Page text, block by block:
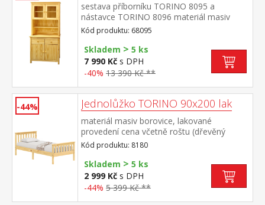
sestava příborníku TORINO 8095 a
nástavce TORINO 8096 materiál masiv
borovice, lakované provedení příborník: 2
zásuvky s kovovými pojezdy, 2 plné dveře,
1 police nástavec: 2 prosklené dveře, 1
police rozměr příborníku (š/h/v) 90 × 40 ×
80 cm rozměr nástavce (š/h/v) 90 × 33 ×
Kód produktu: 68095
Skladem > 5 ks
7 990 Kč s DPH
-40% 13 390 Kč **
-44% Jednolůžko TORINO 90x200 lak
materiál masiv borovice, lakované
provedení cena včetně roštu (dřevěný
laťkový) bez matrace doporučený rozměr
matrace 90 × 200 cm
Kód produktu: 8180
Skladem > 5 ks
2 999 Kč s DPH
-44% 5 399 Kč **